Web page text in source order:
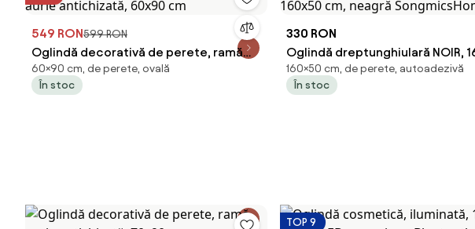
549 RON599 RON
Oglindă decorativă de perete, ramă
aurie antichizată, 60x90 cm
60×90 cm, de perete, ovală
În stoc
330 RON
Oglindă dreptunghiulară NOIR,
cm, neagră SongmicsHome
160×50 cm, de perete, autoadezivă
În stoc
TOP 9